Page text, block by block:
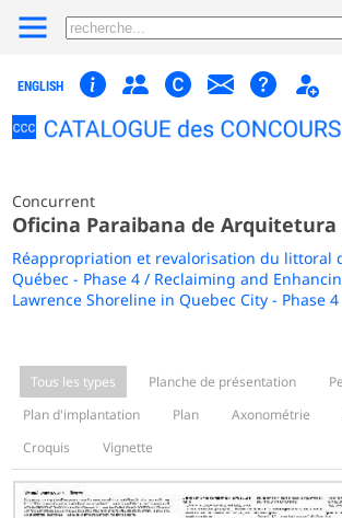
ENGLISH
Concurrent
Oficina Paraibana de Arquitetura
Réappropriation et revalorisation du littoral
Québec - Phase 4 / Reclaiming and
Lawrence Shoreline in Quebec City - Phase 4
Tous les types Planche de présentation
Plan d'implantation
Plan Axonométrie
Croquis
Vignette